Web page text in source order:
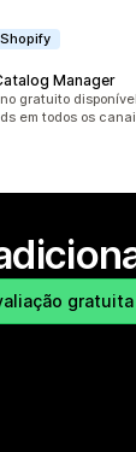
Manager
ao todo
gratuito disponível
em todos os